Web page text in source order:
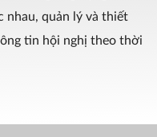
nhau, quản lý và thiết
tin hội nghị theo thời